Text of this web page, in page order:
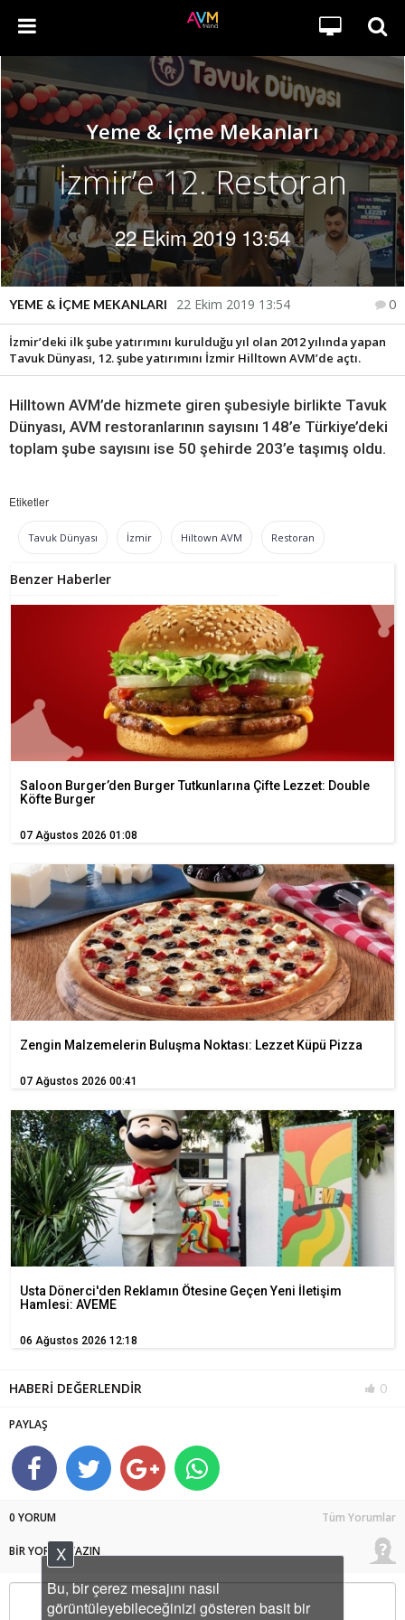
Yeme & İçme Mekanları
İzmir’e 12. Restoran
22 Ekim 2019 13:54
YEME & İÇME MEKANLARI 22 Ekim 2019 13:54 0
İzmir’deki ilk şube yatırımını kurulduğu yıl olan 2012 yılında yapan
Tavuk Dünyası, 12. şube yatırımını İzmir Hilltown AVM’de açtı.
Hilltown AVM’de hizmete giren şubesiyle birlikte Tavuk
Dünyası, AVM restoranlarının sayısını 148’e Türkiye’deki
toplam şube sayısını ise 50 şehirde 203’e taşımış oldu.
Etiketler
Tavuk Dünyası İzmir Hiltown AVM Restoran
Benzer Haberler
Saloon Burger’den Burger Tutkunlarına Çifte Lezzet: Double
Köfte Burger
07 Ağustos 2026 01:08
Zengin Malzemelerin Buluşma Noktası: Lezzet Küpü Pizza
07 Ağustos 2026 00:41
Usta Dönerci'den Reklamın Ötesine Geçen Yeni İletişim
Hamlesi: AVEME
06 Ağustos 2026 12:18
HABERİ DEĞERLENDİR 0
PAYLAŞ
0 YORUM Tüm Yorumlar
BİR YORUM YAZIN
Bu, bir çerez mesajını nasıl
görüntüleyebileceğinizi gösteren basit bir
X